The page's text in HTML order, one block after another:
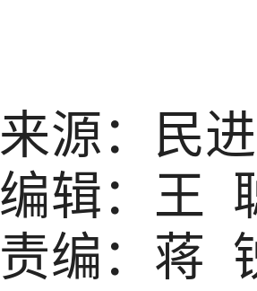
来源：民
编辑：王
责编：蒋